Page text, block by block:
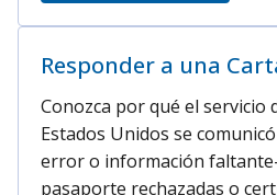
Responder a una
Conozca por qué el servicio
Estados Unidos se
error o información
pasaporte rechazadas o